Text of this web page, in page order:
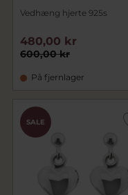
Vedhæng hjerte 925s
600,00 kr
480,00 kr
På fjernlager
SALE